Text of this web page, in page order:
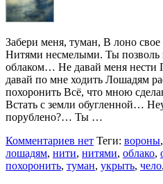
Забери меня, туман, В лоно свое
Нитями несмелыми. Ты позволь
облаком… Не давай меня
давай по мне ходить Лошадям
похоронить Всё, что мною
Встать с земли обугленной…
порублено?… Ты …
Комментариев нет Теги: вороны,
лошадям, нити, нитями, облако,
похоронить, туман, укрыть, чело,